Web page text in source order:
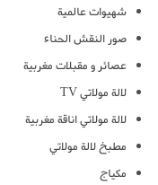
شهيوات عالمية
صور النقش الحناء
عصائر و مقبلات مغربية
لالة مولاتي TV
لالة مولاتي اناقة مغربية
مطبخ لالة مولاتي
مكياج